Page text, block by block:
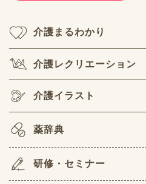
介護まるわかり
介護レクリエーション
介護イラスト
薬辞典
研修・セミナー